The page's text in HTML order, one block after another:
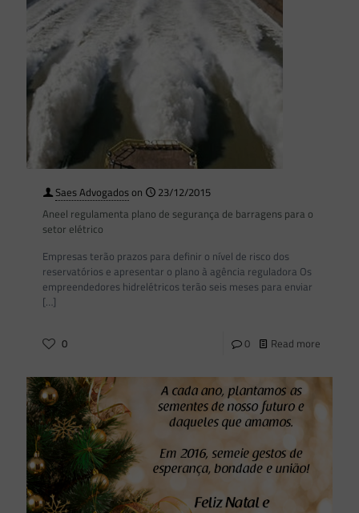
Saes Advogadoson
23/12/2015
Aneel regulamenta plano de segurança de barragens para o
setor elétrico
Empresas terão prazos para definir o nível de risco dos
reservatórios e apresentar o plano à agência reguladora Os
empreendedores hidrelétricos terão seis meses para enviar
[…]
0 0 Read more